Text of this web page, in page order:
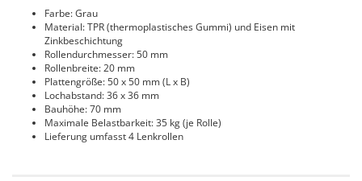
Farbe: Grau
Material: TPR (thermoplastisches Gummi) und Eisen mit
Zinkbeschichtung
Rollendurchmesser: 50 mm
Rollenbreite: 20 mm
Plattengröße: 50 x 50 mm (L x B)
Lochabstand: 36 x 36 mm
Bauhöhe: 70 mm
Maximale Belastbarkeit: 35 kg (je Rolle)
Lieferung umfasst 4 Lenkrollen